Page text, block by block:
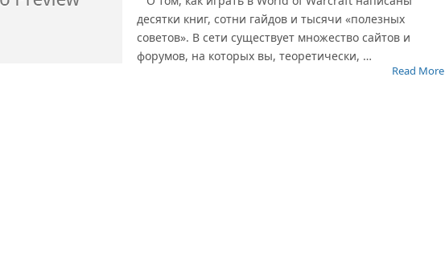
десятки книг, сотни гайдов и тысячи «полезных
советов». В сети существует множество сайтов и
форумов, на которых вы, теоретически, …
Read More